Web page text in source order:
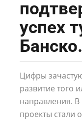
успех
Банско.
Цифры
развитие того
направления.
проекты стали